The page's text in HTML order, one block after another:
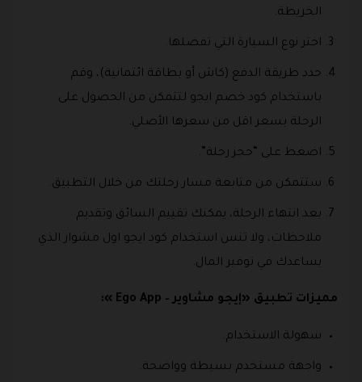
الخريطة.
اختر نوع السيارة التي تفضلها.
حدد طريقة الدفع (كاش أو بطاقة ائتمانية)، وقم
باستخدام كود خصم ايجو لتتمكن من الحصول على
الرحلة بسعر اقل من سعرها الأصلي.
اضغط على “حجز رحلة”.
ستتمكن من متابعة مسار رحلتك من خلال التطبيق.
بعد انتهاء الرحلة، يمكنك تقييم السائق وتقديم
ملاحظات، ولا تنس استخدام كود ايجو اول مشوار الذي
يساعدك في توفير المال.
مميزات تطبيق «إيجو مشاوير – Ego App »:
سهولة الاستخدام.
واجهة مستخدم بسيطة وواضحة.